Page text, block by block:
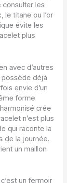
consulter les
le titane ou l’or
évite les
plus
avec d’autres
déjà
envie d’un
forme
crée
n’est plus
qui raconte la
de la journée.
un maillon
un fermoir